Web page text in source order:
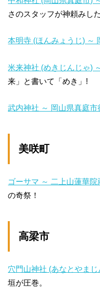
さのスタッフが神頼みした
本明寺 (ほんみょうじ) ～
米来神社 (めきじんじゃ)
来」と書いて「めき」!
武内神社 ～ 岡山県真庭市
美咲町
ゴーサマ ～ 二上山蓮華
の奇祭！
高梁市
穴門山神社 (あなとやま
垣が圧巻。